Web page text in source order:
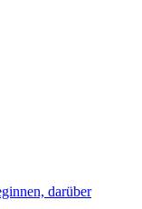
darüber